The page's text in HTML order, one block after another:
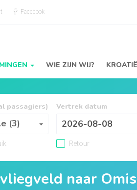
Facebook
WIE ZIJN WIJ? KROATIË
passagiers)
(3)
Vertrek datum
Retour
naar Omis